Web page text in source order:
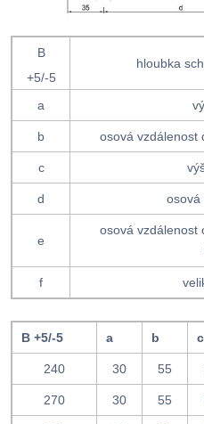
B
+5/-5
hloubka
a
b osová vzdálenost
c
d osová
e
osová vzdálenost
f
B +5/-5 a b c
240 30 55
270 30 55